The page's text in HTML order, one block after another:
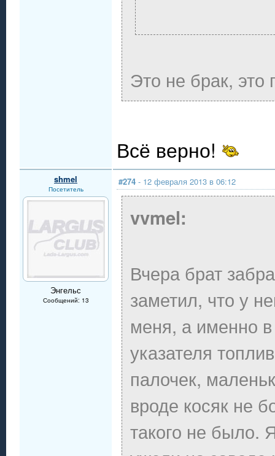
Это не брак, это
Всё верно!
shmel
Посетитель
Энгельс
Сообщений: 13
#274 - 12 февраля 2013 в 06:12
vvmel:
Вчера брат
заметил, что у
меня, а именно
указателя
палочек,
вроде косяк не
такого не было.